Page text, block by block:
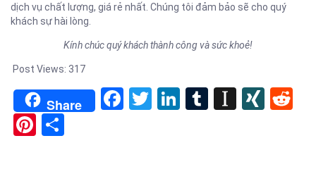
dịch vụ chất lượng, giá rẻ nhất. Chúng tôi đảm bảo sẽ cho quý
khách sự hài lòng.
Kính chúc quý khách thành công và sức khoẻ!
Post Views: 317
Share Facebook
TwitterLinkedIn
Tumblr
Pinterest